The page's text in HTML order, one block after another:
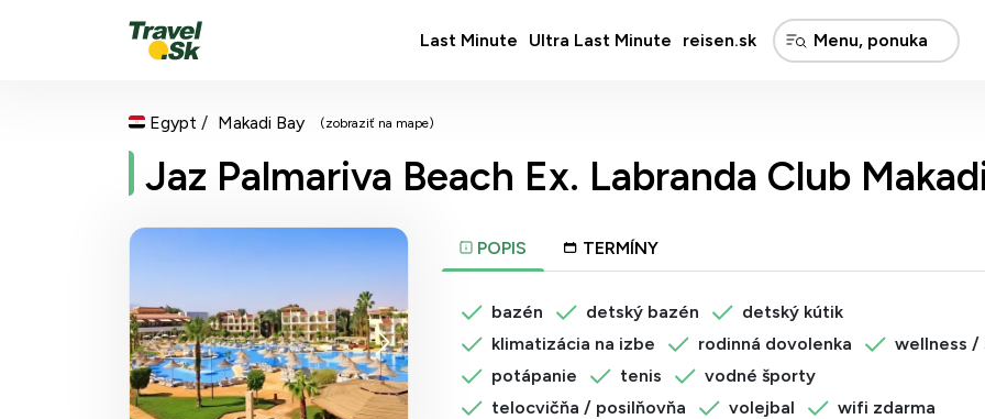
Last Minute Ultra Last Minute reisen.sk
Egypt Makadi Bay (zobraziť na mape)
Jaz Palmariva Beach Ex. Labranda Club
POPIS TERMÍNY
bazén detský bazén
detský kútik
klimatizácia na izbe
rodinná dovolenka
wellness /
potápanie
tenis
vodné športy
telocvičňa / posilňovňa
volejbal
wifi zdarma